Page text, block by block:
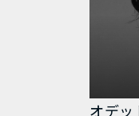
オデッ